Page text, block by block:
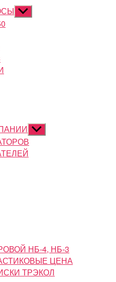
Показывать
подменю
Показывать
подменю
НБ-4, НБ-3
ЦЕНА
ТРЭКОЛ